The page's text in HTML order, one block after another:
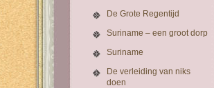
De Grote Regentijd
Suriname – een groot dorp
Suriname
De verleiding van niks
doen